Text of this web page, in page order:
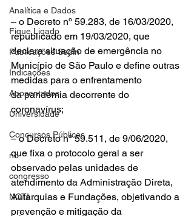
Analítica e Dados
Fique Ligado
Publicações Sedin
Indicações
Aposentados
Universidade
Concursos Públicos
no
congresso
NOTI
– o Decreto nº 59.283, de 16/03/2020,
republicado em 19/03/2020, que
declara situação de emergência no
Município de São Paulo e define outras
medidas para o enfrentamento
da pandemia decorrente do
coronavírus;
– o Decreto nº 59.511, de 9/06/2020,
que fixa o protocolo geral a ser
observado pelas unidades de
atendimento da Administração Direta,
Autarquias e Fundações, objetivando a
prevenção e mitigação da